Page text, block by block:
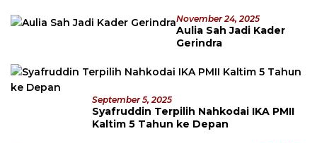
November 24, 2025
Aulia Sah Jadi Kader
Gerindra
September 5, 2025
Syafruddin Terpilih Nahkodai IKA PMII
Kaltim 5 Tahun ke Depan